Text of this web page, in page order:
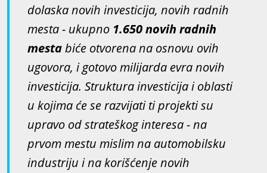
dolaska novih investicija, novih radnih
mesta - ukupno 1.650 novih radnih
mestabiće otvorena na osnovu ovih
ugovora, i gotovo milijarda evra novih
investicija. Struktura investicija i oblasti
u kojima će se razvijati ti projekti su
upravo od strateškog interesa - na
prvom mestu mislim na automobilsku
industriju i na korišćenje novih